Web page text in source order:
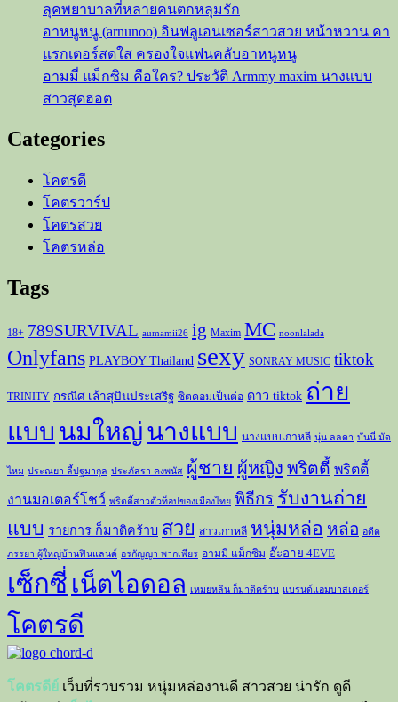
ลุคพยาบาลที่หลายคนตกหลุมรัก
อาหนูหนู (arnunoo) อินฟลูเอนเซอร์สาวสวย หน้าหวาน คา
แรกเตอร์สดใส ครองใจแฟนคลับอาหนูหนู
อามมี่ แม็กซิม คือใคร? ประวัติ Armmy maxim นางแบบ
สาวสุดฮอต
Categories
โคตรดี
โคตรวาร์ป
โคตรสวย
โคตรหล่อ
Tags
18+ 789SURVIVAL aumamii26 ig Maxim MC noonlalada
Onlyfans PLAYBOY Thailand sexy SONRAY MUSIC tiktok
TRINITY กรณิศ เล้าสุบินประเสริฐ ซิตคอมเป็นต่อ ดาว tiktok ถ่าย
แบบ นมใหญ่นางแบบ นางแบบเกาหลี นุ่น ลลดา บันนี่ มัด
ไหม ประณยา ลี้ปฐมากุล ประภัสรา คงพนัส ผู้ชาย ผู้หญิง พริตตี้ พริตตี้
งานมอเตอร์โชว์ พริตตี้สาวตัวท็อปของเมืองไทย พิธีกร รับงานถ่าย
แบบ รายการ ก็มาดิคร้าบ สวย สาวเกาหลี หนุ่มหล่อ หล่อ อดีต
ภรรยา ผู้ใหญ่บ้านฟินแลนด์ อรกัญญา พากเพียร อามมี่ แม็กซิม อ๊ะอาย 4EVE
เซ็กซี่ เน็ตไอดอล เหมยหลิน ก็มาดิคร้าบ แบรนด์แอมบาสเดอร์
โคตรดี
โคตรดีย์ เว็บที่รวบรวม หนุ่มหล่องานดี สาวสวย น่ารัก ดูดี